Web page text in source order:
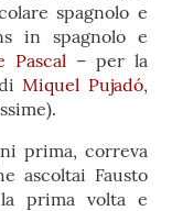
spagnolo e
in spagnolo e
Pascal– per la
Miquel Pujadó,
prima, correva
ascoltai Fausto
prima volta e